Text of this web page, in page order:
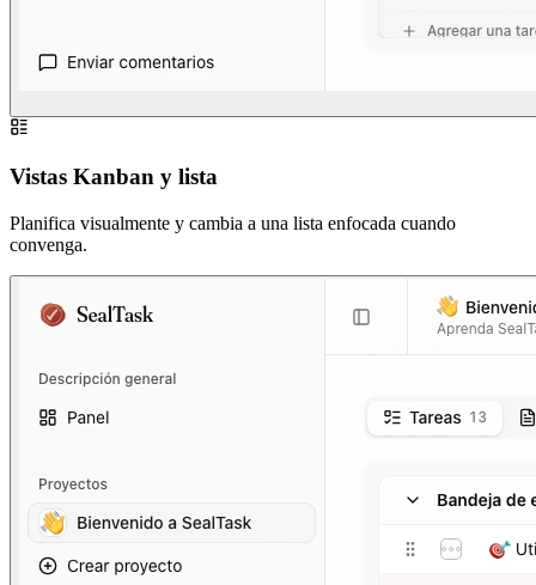
Vistas Kanban y lista
Planifica visualmente y cambia a una lista enfocada cuando
convenga.